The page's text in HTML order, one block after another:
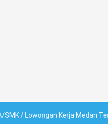
SMK/ Lowongan Kerja Medan